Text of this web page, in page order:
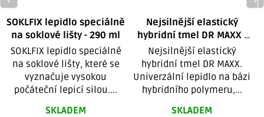
SOKLFIX lepidlo speciálně
na soklové lišty - 290 ml
SOKLFIX lepidlo speciálně
na soklové lišty, které se
vyznačuje vysokou
počáteční lepicí silou....
SKLADEM
Nejsilnější elastický
hybridní tmel DR MAXX -
290 ml
Nejsilnější elastický
hybridní tmel DR MAXX.
Univerzální lepidlo na bázi
hybridního polymeru,...
SKLADEM